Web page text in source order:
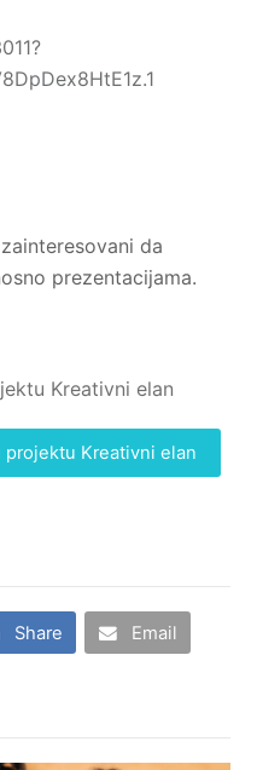
da
prezentacijama.
Kreativni elan
projektu Kreativni elan
Share Email